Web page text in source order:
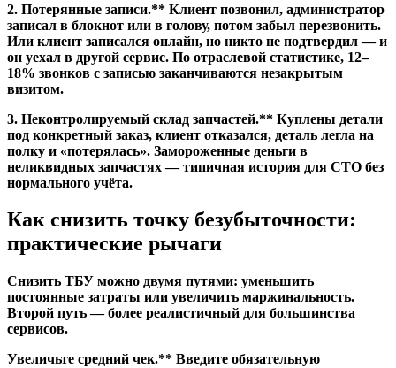
2. Потерянные записи.** Клиент позвонил, администратор
записал в блокнот или в голову, потом забыл перезвонить.
Или клиент записался онлайн, но никто не подтвердил — и
он уехал в другой сервис. По отраслевой статистике, 12–
18% звонков с записью заканчиваются незакрытым
визитом.
3. Неконтролируемый склад запчастей.** Куплены детали
под конкретный заказ, клиент отказался, деталь легла на
полку и «потерялась». Замороженные деньги в
неликвидных запчастях — типичная история для СТО без
нормального учёта.
Как снизить точку безубыточности:
практические рычаги
Снизить ТБУ можно двумя путями: уменьшить
постоянные затраты или увеличить маржинальность.
Второй путь — более реалистичный для большинства
сервисов.
Увеличьте средний чек.** Введите обязательную